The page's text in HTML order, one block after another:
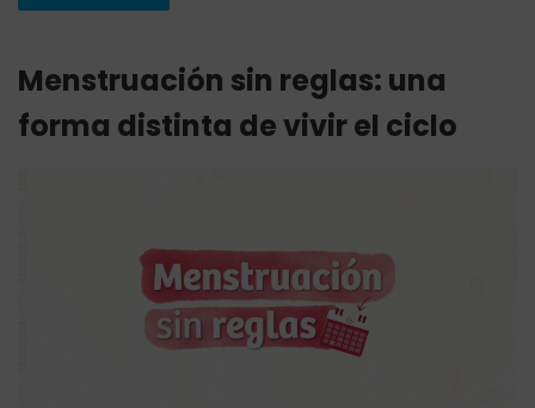
Menstruación sin reglas: una
forma distinta de vivir el ciclo